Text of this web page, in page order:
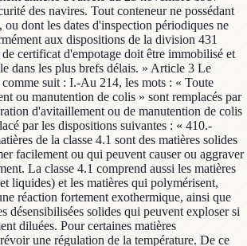
des navires. Tout conteneur ne possédant
ou dont les dates d'inspection périodiques ne
aux dispositions de la division 431
certificat d'empotage doit être immobilisé et
dans les plus brefs délais. » Article 3 Le
suit : I.-Au 214, les mots : « Toute
ou manutention de colis » sont remplacés par
d'avitaillement ou de manutention de colis
par les dispositions suivantes : « 410.-
de la classe 4.1 sont des matières solides
facilement ou qui peuvent causer ou aggraver
La classe 4.1 comprend aussi les matières
liquides) et les matières qui polymérisent,
réaction fortement exothermique, ainsi que
désensibilisées solides qui peuvent exploser si
diluées. Pour certaines matières
une régulation de la température. De ce